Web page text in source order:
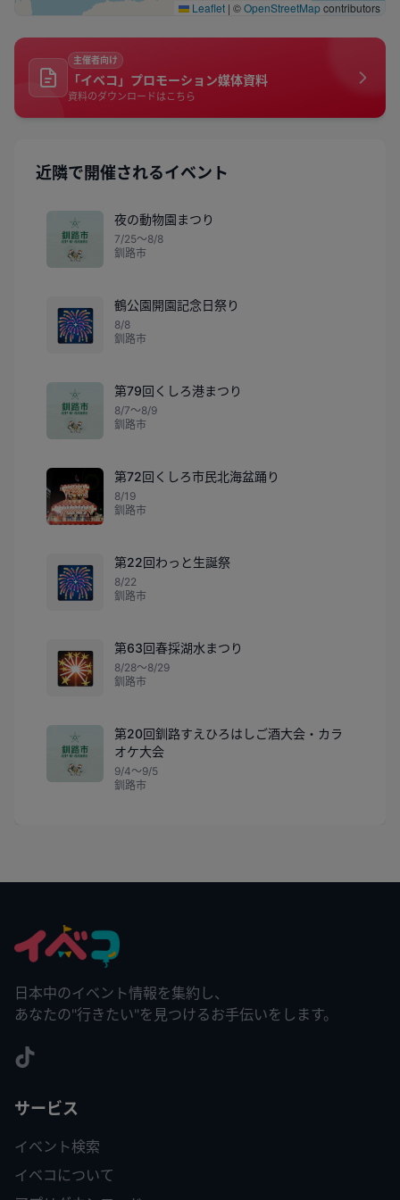
Leaflet | ©OpenStreetMapcontributors
主催者向け
「イベコ」プロモーション媒体資料
資料のダウンロードはこちら
近隣で開催されるイベント
夜の動物園まつり
7/25〜8/8
釧路市
🎆
鶴公園開園記念日祭り
8/8
釧路市
第79回くしろ港まつり
8/7〜8/9
釧路市
第72回くしろ市民北海盆踊り
8/19
釧路市
🎆
第22回わっと生誕祭
8/22
釧路市
🎇
第63回春採湖水まつり
8/28〜8/29
釧路市
第20回釧路すえひろはしご酒大会・カラ
オケ大会
9/4〜9/5
釧路市
日本中のイベント情報を集約し、
あなたの"行きたい"を見つけるお手伝いをします。
サービス
イベント検索
イベコについて